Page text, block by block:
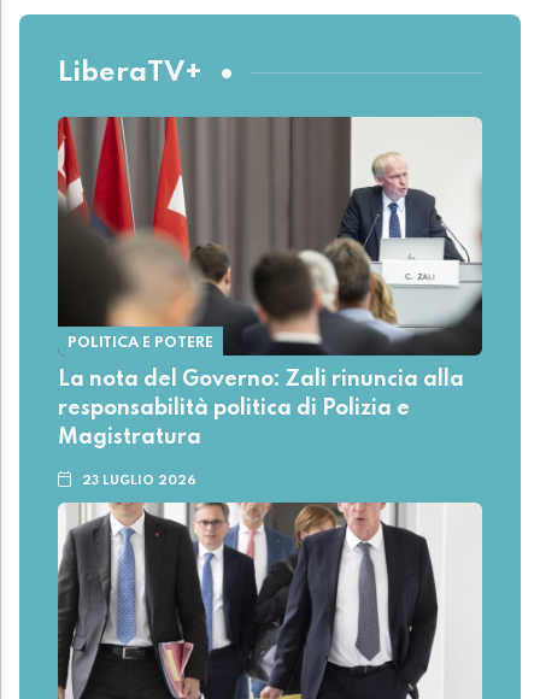
LiberaTV+
POLITICA E POTERE
La nota del Governo: Zali rinuncia alla
responsabilità politica di Polizia e
Magistratura
23 LUGLIO 2026